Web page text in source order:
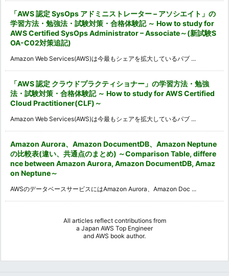
「AWS 認定 SysOps アドミニストレーター – アソシエイト」の
学習方法・勉強法・試験対策・合格体験記 ～ How to study for
AWS Certified SysOps Administrator – Associate～(新試験S
OA-C02対策追記)
Amazon Web Services(AWS)は今最もシェアを拡大しているパブ ...
「AWS 認定 クラウドプラクティショナー」の学習方法・勉強
法・試験対策・合格体験記 ～ How to study for AWS Certified
Cloud Practitioner(CLF)～
Amazon Web Services(AWS)は今最もシェアを拡大しているパブ ...
Amazon Aurora、Amazon DocumentDB、Amazon Neptune
の比較表(違い、共通点のまとめ) ～Comparison Table, differe
nce between Amazon Aurora, Amazon DocumentDB, Amaz
on Neptune～
AWSのデータベースサービスにはAmazon Aurora、Amazon Doc ...
All articles reflect contributions from
a Japan AWS Top Engineer
and AWS book author.